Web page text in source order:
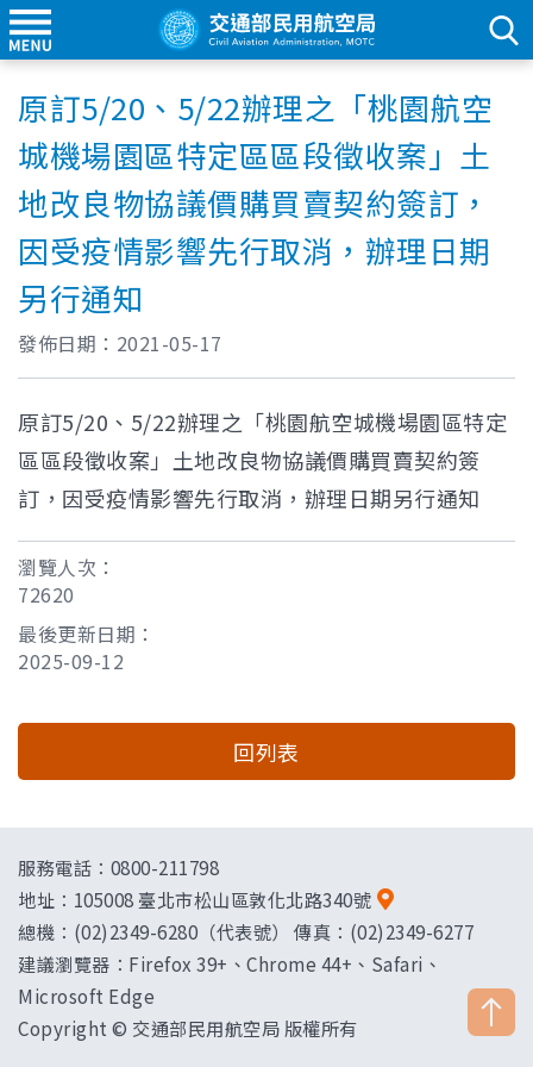
原訂5/20、5/22辦理之「桃園航空
城機場園區特定區區段徵收案」土
地改良物協議價購買賣契約簽訂，
因受疫情影響先行取消，辦理日期
另行通知
發佈日期： 2021-05-17
原訂5/20、5/22辦理之「桃園航空城機場園區特定
區區段徵收案」土地改良物協議價購買賣契約簽
訂，因受疫情影響先行取消，辦理日期另行通知
瀏覽人次：
72620
最後更新日期：
2025-09-12
回列表
服務電話：0800-211798
地址： 105008 臺北市松山區敦化北路340號
總機：(02)2349-6280（代表號） 傳真：(02)2349-6277
建議瀏覽器：Firefox 39+、Chrome 44+、Safari、
Microsoft Edge
Copyright © 交通部民用航空局 版權所有